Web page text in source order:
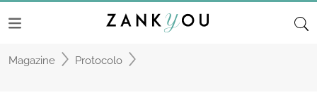
Magazine Protocolo